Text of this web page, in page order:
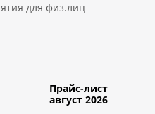
для физ.лиц
Прайс-лист
август 2026